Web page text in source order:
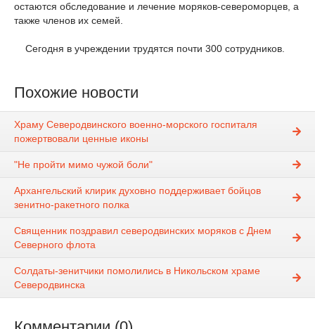
остаются обследование и лечение моряков-североморцев, а
также членов их семей.
Сегодня в учреждении трудятся почти 300 сотрудников.
Похожие новости
Храму Северодвинского военно-морского госпиталя
пожертвовали ценные иконы
"Не пройти мимо чужой боли"
Архангельский клирик духовно поддерживает бойцов
зенитно-ракетного полка
Священник поздравил северодвинских моряков с Днем
Северного флота
Солдаты-зенитчики помолились в Никольском храме
Северодвинска